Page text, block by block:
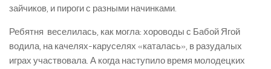
зайчиков, и пироги с разными начинками.
Ребятня веселилась, как могла: хороводы с Бабой Ягой
водила, на качелях-каруселях «каталась», в разудалых
играх участвовала. А когда наступило время молодецких